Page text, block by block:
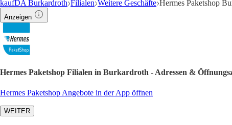
kaufDA Burkardroth Filialen Weitere Geschäfte Hermes Paketshop
Anzeigen
Hermes Paketshop Filialen in Burkardroth - Adressen &
Hermes Paketshop Angebote in der App öffnen
WEITER